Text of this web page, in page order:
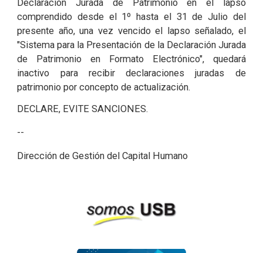
Declaración Jurada de Patrimonio en el lapso
comprendido desde el 1º hasta el 31 de Julio del
presente año, una vez vencido el lapso señalado, el
"Sistema para la Presentación de la Declaración Jurada
de Patrimonio en Formato Electrónico", quedará
inactivo para recibir declaraciones juradas de
patrimonio por concepto de actualización.
DECLARE, EVITE SANCIONES.
--
Dirección de Gestión del Capital Humano